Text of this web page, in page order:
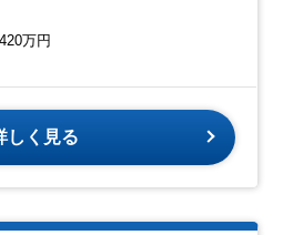
万円
しく見る